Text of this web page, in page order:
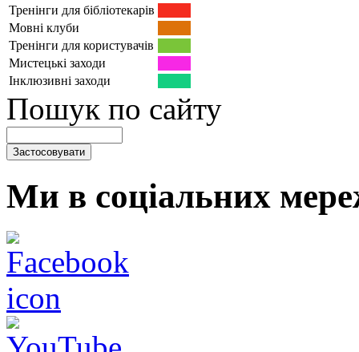
Тренінги для бібліотекарів
Мовні клуби
Тренінги для користувачів
Мистецькі заходи
Інклюзивні заходи
Пошук по сайту
Ми в соціальних